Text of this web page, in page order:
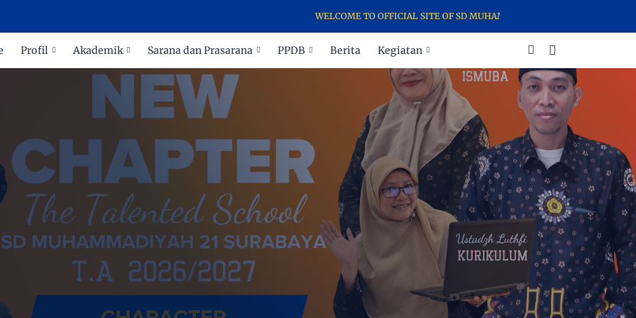
WELCOME TO OFFICIAL SITE OF SD MUHAMMADIYAH 21 SURABAYA - THE
Profil Akademik Sarana dan Prasarana PPDB Berita Kegiatan